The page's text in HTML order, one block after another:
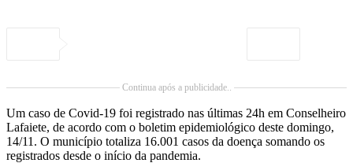
Continua após a publicidade..
Um caso de Covid-19 foi registrado nas últimas 24h em Conselheiro
Lafaiete, de acordo com o boletim epidemiológico deste domingo,
14/11. O município totaliza 16.001 casos da doença somando os
registrados desde o início da pandemia.